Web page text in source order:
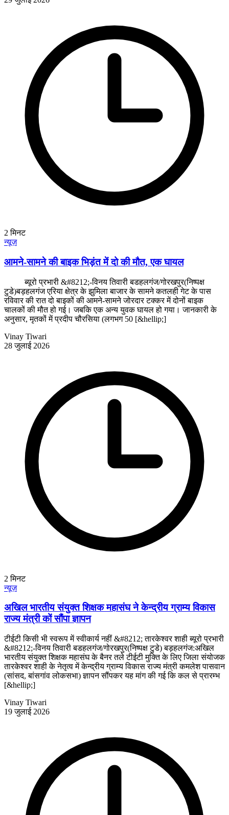
2 मिनट
न्यूज़
आमने-सामने की बाइक भिड़ंत में दो की मौत, एक घायल
ब्यूरो प्रभारी &#8212;-विनय तिवारी बडहलगंज/गोरखपुर(निष्पक्ष
टुडे)बड़हलगंज एरिया क्षेत्र के झुमिला बाजार के सामने कतलही गेट के पास
रविवार की रात दो बाइकों की आमने-सामने जोरदार टक्कर में दोनों बाइक
चालकों की मौत हो गई। जबकि एक अन्य युवक घायल हो गया। जानकारी के
अनुसार, मृतकों में प्रदीप चौरसिया (लगभग 50 [&hellip;]
Vinay Tiwari
28 जुलाई 2026
2 मिनट
न्यूज़
अखिल भारतीय संयुक्त शिक्षक महासंघ ने केन्द्रीय ग्राम्य विकास
राज्य मंत्री कों सौंपा ज्ञापन
टीईटी किसी भी स्वरूप में स्वीकार्य नहीं &#8212; तारकेश्वर शाही ब्यूरो प्रभारी
&#8212;-विनय तिवारी बडहलगंज/गोरखपुर(निष्पक्ष टुडे) बड़हलगंज:अखिल
भारतीय संयुक्त शिक्षक महासंघ के बैनर तले टीईटी मुक्ति के लिए जिला संयोजक
तारकेश्वर शाही के नेतृत्व में केन्द्रीय ग्राम्य विकास राज्य मंत्री कमलेश पासवान
(सांसद, बांसगांव लोकसभा) ज्ञापन सौंपकर यह मांग की गई कि कल से प्रारम्भ
[&hellip;]
Vinay Tiwari
19 जुलाई 2026